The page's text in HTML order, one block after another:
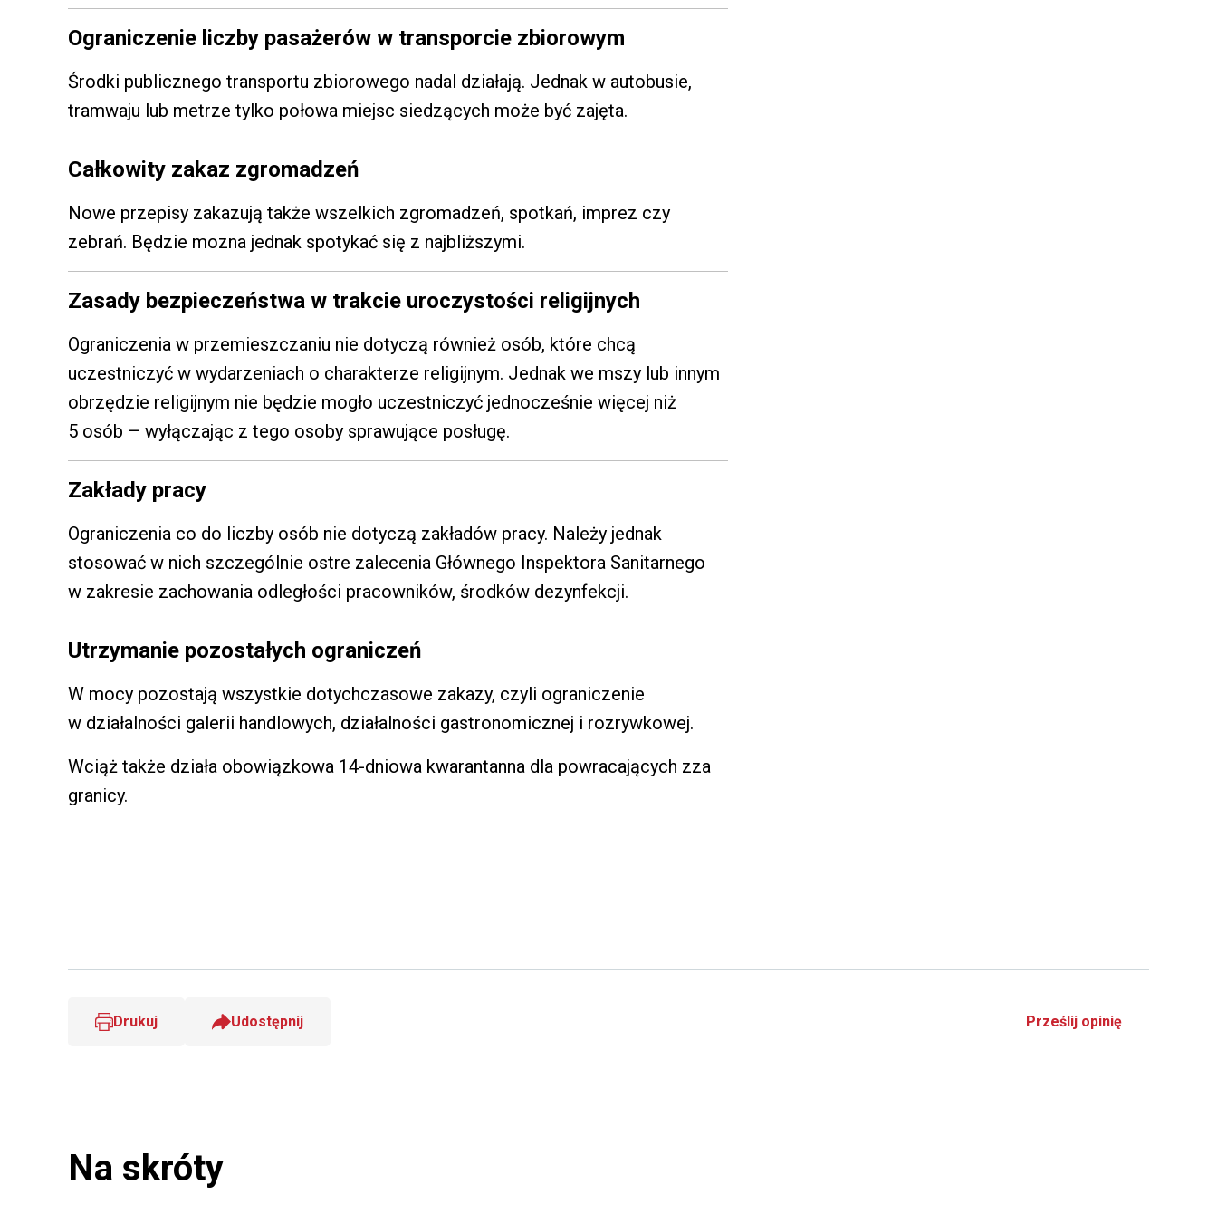
Ograniczenie liczby pasażerów w transporcie zbiorowym
Środki publicznego transportu zbiorowego nadal działają. Jednak w autobusie,
tramwaju lub metrze tylko połowa miejsc siedzących może być zajęta.
Całkowity zakaz zgromadzeń
Nowe przepisy zakazują także wszelkich zgromadzeń, spotkań, imprez czy
zebrań. Będzie mozna jednak spotykać się z najbliższymi.
Zasady bezpieczeństwa w trakcie uroczystości religijnych
Ograniczenia w przemieszczaniu nie dotyczą również osób, które chcą
uczestniczyć w wydarzeniach o charakterze religijnym. Jednak we mszy lub innym
obrzędzie religijnym nie będzie mogło uczestniczyć jednocześnie więcej niż
5 osób – wyłączając z tego osoby sprawujące posługę.
Zakłady pracy
Ograniczenia co do liczby osób nie dotyczą zakładów pracy. Należy jednak
stosować w nich szczególnie ostre zalecenia Głównego Inspektora Sanitarnego
w zakresie zachowania odległości pracowników, środków dezynfekcji.
Utrzymanie pozostałych ograniczeń
W mocy pozostają wszystkie dotychczasowe zakazy, czyli ograniczenie
w działalności galerii handlowych, działalności gastronomicznej i rozrywkowej.
Wciąż także działa obowiązkowa 14-dniowa kwarantanna dla powracających zza
granicy.
Drukuj Udostępnij Prześlij opinię
Na skróty